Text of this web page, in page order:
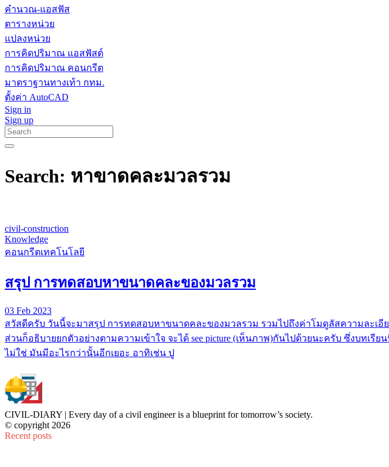
คำนวณ-แอสฟัส
ตารางหน่วย
แปลงหน่วย
การคิดปริมาณ แอสฟัสต์
การคิดปริมาณ คอนกรีต
มาตราฐานทางเท้า กทม.
ตั้งค่า AutoCAD
Sign in
Sign up
Search: หาขาดคละมวลรวม
civil-construction
Knowledge
คอนกรีตเทคโนโลยี
สรุป การทดสอบหาขนาดคละของมวลรวม
03 Feb 2023
สวัสดีครับ วันนี้จะมาสรุป การทดสอบหาขนาดคละของมวลรวม รวมไปถึงค่าโมดูลัสความละเ
ส่วนก็อธิบายยกตัวอย่างตามความเข้าใจ จะได้ see picture (เห็นภาพ)กันไปด้วยนะครับ ซึ่งบทเ
ไม่ใช่ มันมีอะไรกว่านั้นอีกเยอะ อาทิเช่น ปู
CIVIL-DIARY | Every day of a civil engineer is a blueprint for tomorrow’s society.
© copyright 2026
Recent posts